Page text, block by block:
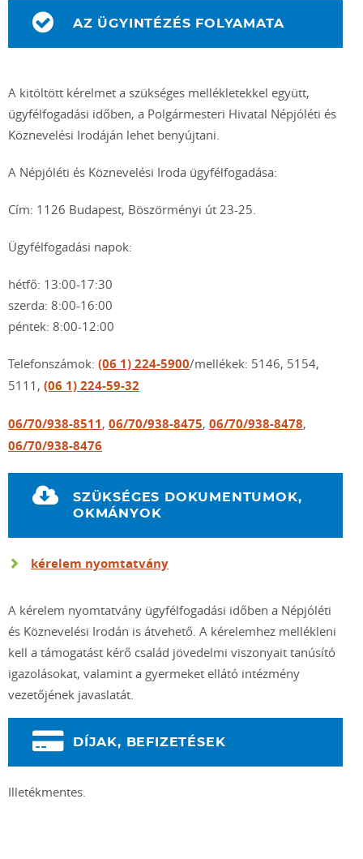
AZ ÜGYINTÉZÉS FOLYAMATA
A kitöltött kérelmet a szükséges mellékletekkel együtt,
ügyfélfogadási időben, a Polgármesteri Hivatal Népjóléti és
Köznevelési Irodáján lehet benyújtani.
A Népjóléti és Köznevelési Iroda ügyfélfogadása:
Cím: 1126 Budapest, Böszörményi út 23-25.
Ügyfélfogadási napok:
hétfő: 13:00-17:30
szerda: 8:00-16:00
péntek: 8:00-12:00
Telefonszámok: (06 1) 224-5900/mellékek: 5146, 5154,
5111, (06 1) 224-59-32
06/70/938-8511, 06/70/938-8475, 06/70/938-8478,
06/70/938-8476
SZÜKSÉGES DOKUMENTUMOK,
OKMÁNYOK
kérelem nyomtatvány
A kérelem nyomtatvány ügyfélfogadási időben a Népjóléti
és Köznevelési Irodán is átvehető. A kérelemhez mellékleni
kell a támogatást kérő család jövedelmi viszonyait tanúsító
igazolásokat, valamint a gyermeket ellátó intézmény
vezetőjének javaslatát.
DÍJAK, BEFIZETÉSEK
Illetékmentes.